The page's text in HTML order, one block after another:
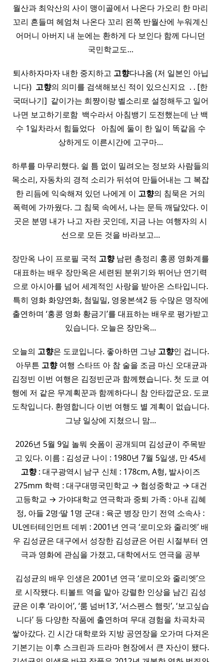
월산과 최악산의 사이 맹이골에서 나온다 가오리 한 마리
꼬리 흔들며 헤엄쳐 나온다 꼬리 왼쪽 반월산에 누워계신
어머니 아버지 내 눈에는 환하게 다 보인다 함께 다니던
국민학교도…
퇴사하자마자 내한 중지하고 고향다냐옴 (저 일본인 아닙
니다) ​ 고향의 의미를 검색해보신 적이 있으신지요 ​ . . [한
국떠나기] ​ 같이가는 희쨩이랑 벨소리로 설정해두고 일어
나면 보고하기로함 ​ 백수라서 아침뱅기 도전했는데 난 백
수 1일차라서 힘들었다 ​ ​ 아침에 둘이 한 일이 똑같음 수
상하게도 이른시간에 고구마…
하루를 마무리했다. 쉴 틈 없이 밀려오는 정보와 사람들의
목소리, 자동차의 경적 소리가 뒤섞여 만들어내는 그 복잡
한 리듬에 익숙해져 있던 나에게 이 고향의 침묵은 거의
폭력에 가까웠다. 그 침묵 속에서, 나는 문득 깨달았다. 이
곳은 분명 내가 나고 자란 곳인데, 지금 나는 여행자의 시
선으로 모든 것을 바라보고…
장만옥 나이 프로필 국적 고향남편 총정리 홍콩 영화계를
대표하는 배우 장만옥은 세련된 분위기와 뛰어난 연기력
으로 아시아를 넘어 세계적인 사랑을 받아온 스타입니다.
특히 영화 화양연화, 첨밀밀, 영웅본색2 등 수많은 명작에
출연하며 ‘홍콩 영화 황금기’를 대표하는 배우로 평가받고
있습니다. 오늘은 장만옥…
오늘의 고향은 도쿄입니다. 좋아하면 그냥 고향인 겁니다.
​ 아무튼 고향여행 스타뜨 아 참 술을 조금 마신 오대균과
김정빈 이번 여행은 김정빈군과 함께했습니다. 첫 도쿄 여
행에 저 같은 무계획꾼과 함께하다니 참 안타깝군요. 도쿄
도착입니다. 환영합니다 이번 여행도 별 계획이 없습니다.
그냥 일상에 지쳤으니 맘…
2026년 5월 9일 놀뭐 숏폼이 공개되며 김성균이 주목받
고 있다. 이름 : 김성균 나이 : 1980년 7월 5일생, 만 45세
고향: 대구광역시 남구 신체 : 178cm, A형, 발사이즈
275mm 학력 : 대구대명국민학교 → 협성중학교 → 대건
고등학교 → 가야대학교 연극학과 중퇴 가족 : 아내 김혜
정, 아들 2명·딸 1명 군대 : 육군 병장 만기 전역 소속사 :
UL엔터테인먼트 데뷔 : 2001년 연극 ‘로미오와 줄리엣’ 배
우 김성균은 대구에서 성장한 김성균은 어린 시절부터 연
극과 영화에 관심을 가졌고, 대학에서도 연극을 공부
김성균의 배우 인생은 2001년 연극 ‘로미오와 줄리엣’으
로 시작됐다. 티볼트 역을 맡아 강렬한 인상을 남긴 김성
균은 이후 ‘라이어’, ‘룸 넘버13’, ‘서스펜스 햄릿’, ‘보고싶습
니다’ 등 다양한 작품에 출연하며 무대 경험을 차곡차곡
쌓아갔다. 긴 시간 대학로와 지방 공연장을 오가며 다져온
기본기는 이후 스크린과 드라마 현장에서 큰 자산이 됐다.